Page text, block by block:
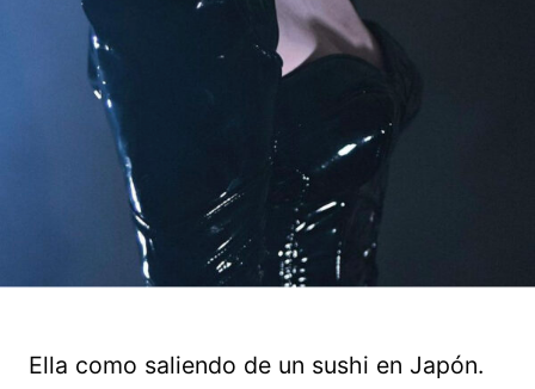
Ella como saliendo de un sushi en Japón.